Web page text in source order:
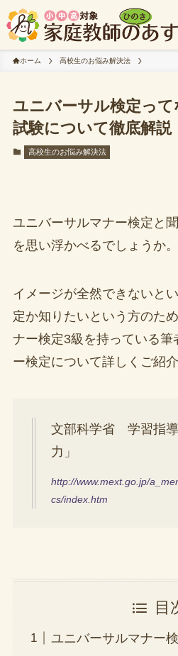
ホーム 高校生のお悩み解決法
ユニバーサル検定っ
試験について徹底解説
高校生のお悩み解決法
ユニバーサルマナー検定と
を思い浮かべるでしょうか。
イメージが全然できないと
定か知りたいという方のた
ナー検定3級を持っている筆
ー検定について詳しくご紹
文部科学省 学習指
力」
http://www.mext.go.jp/
cs/index.htm
目
ユニバーサルマナー